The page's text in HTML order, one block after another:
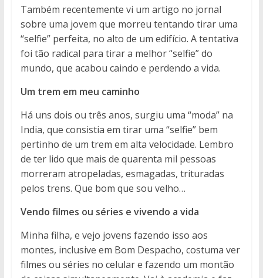
Também recentemente vi um artigo no jornal
sobre uma jovem que morreu tentando tirar uma
“selfie” perfeita, no alto de um edifício. A tentativa
foi tão radical para tirar a melhor “selfie” do
mundo, que acabou caindo e perdendo a vida.
Um trem em meu caminho
Há uns dois ou três anos, surgiu uma “moda” na
India, que consistia em tirar uma “selfie” bem
pertinho de um trem em alta velocidade. Lembro
de ter lido que mais de quarenta mil pessoas
morreram atropeladas, esmagadas, trituradas
pelos trens. Que bom que sou velho…
Vendo filmes ou séries e vivendo a vida
Minha filha, e vejo jovens fazendo isso aos
montes, inclusive em Bom Despacho, costuma ver
filmes ou séries no celular e fazendo um montão